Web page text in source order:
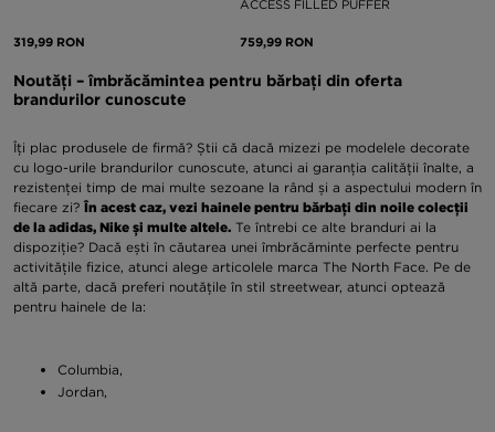
319,99 RON
ACCESS FILLED PUFFER
759,99 RON
Noutăți – îmbrăcămintea pentru bărbați din oferta
brandurilor cunoscute
Îți plac produsele de firmă? Știi că dacă mizezi pe modelele decorate
cu logo-urile brandurilor cunoscute, atunci ai garanția calității înalte, a
rezistenței timp de mai multe sezoane la rând și a aspectului modern în
fiecare zi? În acest caz, vezi hainele pentru bărbați din noile colecții
de la adidas, Nike și multe altele. Te întrebi ce alte branduri ai la
dispoziție? Dacă ești în căutarea unei îmbrăcăminte perfecte pentru
activitățile fizice, atunci alege articolele marca The North Face. Pe de
altă parte, dacă preferi noutățile în stil streetwear, atunci optează
pentru hainele de la:
Columbia,
Jordan,